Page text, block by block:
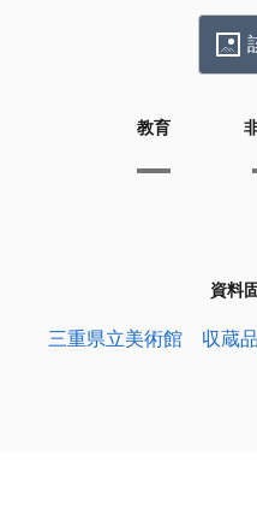
教育
資料
三重県立美術館 収蔵